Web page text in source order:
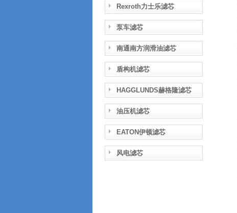
Rexroth力士乐滤芯
泵车滤芯
南通南方润滑油滤芯
盾构机滤芯
HAGGLUNDS赫格隆滤芯
油压机滤芯
EATON伊顿滤芯
风电滤芯